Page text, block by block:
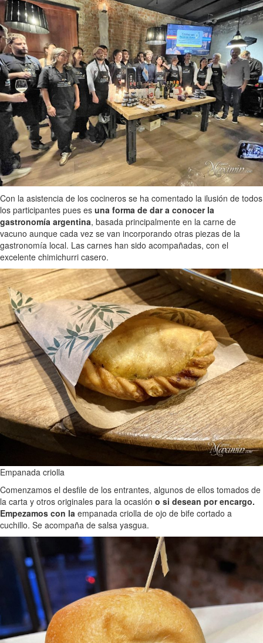
Con la asistencia de los cocineros se ha comentado la ilusión de todos
los participantes pues es una forma de dar a conocer la
gastronomía argentina, basada principalmente en la carne de
vacuno aunque cada vez se van incorporando otras piezas de la
gastronomía local. Las carnes han sido acompañadas, con el
excelente chimichurri casero.
Empanada criolla
Comenzamos el desfile de los entrantes, algunos de ellos tomados de
la carta y otros originales para la ocasión o si desean por encargo.
Empezamos con la empanada criolla de ojo de bife cortado a
cuchillo. Se acompaña de salsa yasgua.